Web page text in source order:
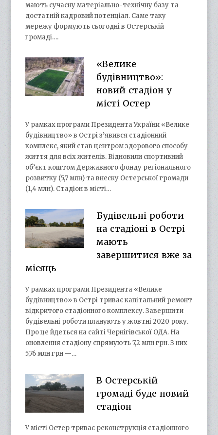
мають сучасну матеріально-технічну базу та
достатній кадровий потенціал. Саме таку
мережу формують сьогодні в Остерській
громаді….
«Велике
будівництво»:
новий стадіон у
місті Остер
У рамках програми Президента України «Велике
будівництво» в Острі з’явився стадіонний
комплекс, який став центром здорового способу
життя для всіх жителів. Відновили спортивний
об’єкт коштом Державного фонду регіонального
розвитку (5,7 млн) та внеску Остерської громади
(1,4 млн). Стадіон в місті…
Будівельні роботи
на стадіоні в Острі
мають
завершитися вже за
місяць
У рамках програми Президента «Велике
будівництво» в Острі триває капітальний ремонт
відкритого стадіонного комплексу. Завершити
будівельні роботи планують у жовтні 2020 року.
Про це йдеться на сайті Чернігівської ОДА. На
оновлення стадіону спрямують 7,2 млн грн. З них
5,76 млн грн —…
В Остерській
громаді буде новий
стадіон
У місті Остер триває реконструкція стадіонного